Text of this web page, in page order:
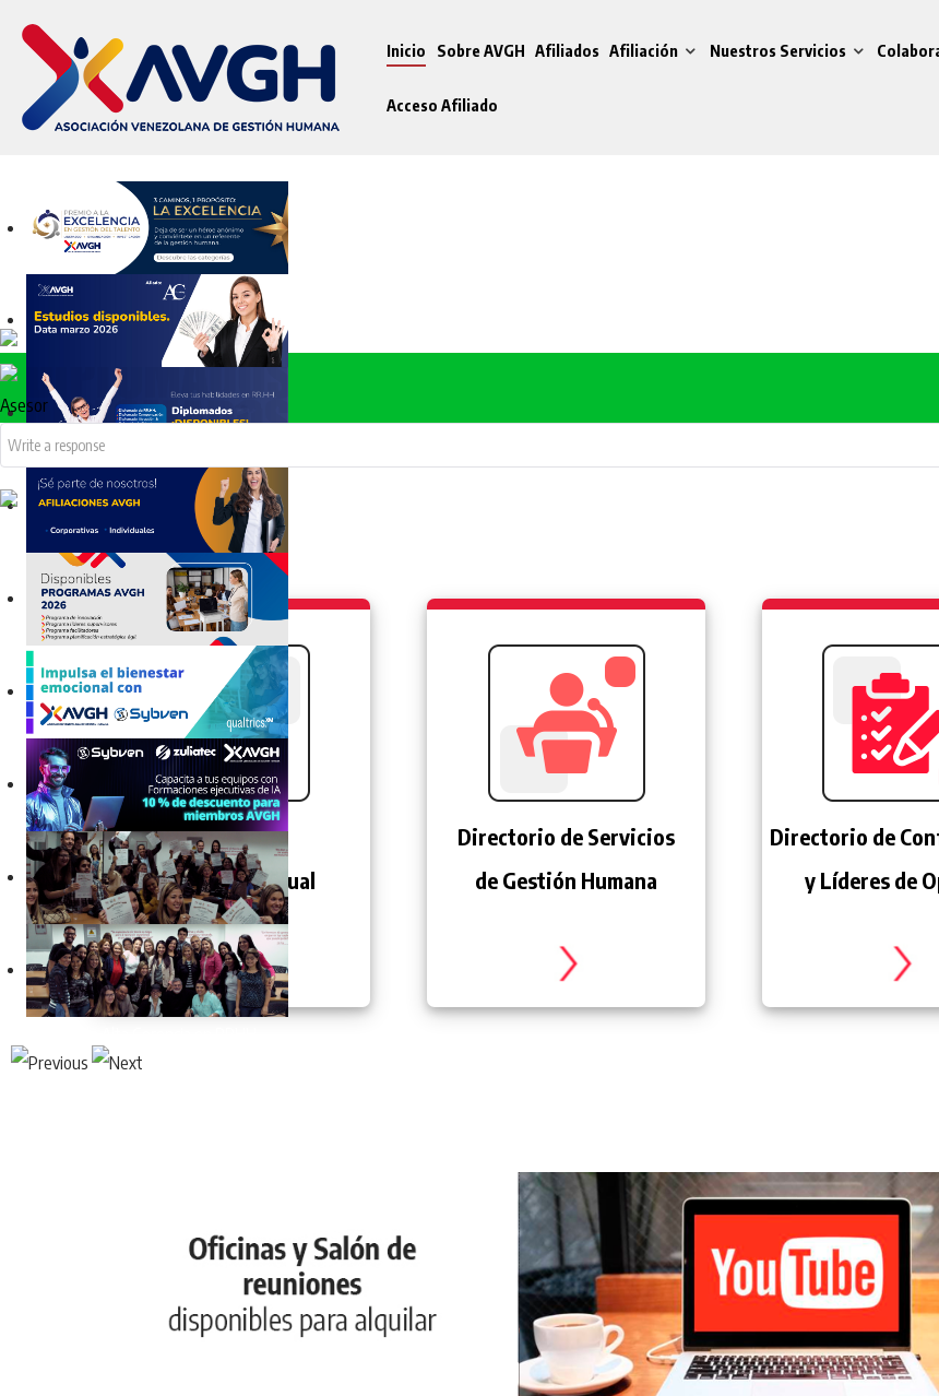
Inicio Sobre AVGH Afiliados Afiliación Nuestros Servicios
Acceso Afiliado
Premio a la Excelencia AVGH
ENCUESTA NACIONAL DE SALARIOS
DISPONIBLE A LA VENTA
DIPLOMADOS AVGH: RRHH,
ATRACCIÓN Y SELECCIÓN,
AFILIACIÓN AVGH 2024
PROGRAMAS AVGH: SUPERVISIÓN Y
LIDERAZGO, INNOVACIÓN RRHH,
FACILITADORES
Sin costo, medición especializada
Impulsa el bienestar emocional con
AVGH, Sybven y Qualtrics
IA para Gerenciar. Gobernanza IA
Diplomado de Gerencia Estratégica de
Compensación
AVGH
Asesor
Centro de
Formación Virtual
Directorio de Servicios
de Gestión Humana
Directorio de
y Líderes de